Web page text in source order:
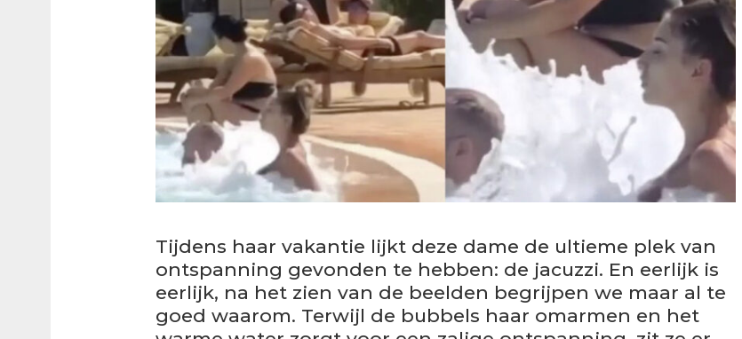
Tijdens haar vakantie lijkt deze dame de ultieme plek van
ontspanning gevonden te hebben: de jacuzzi. En eerlijk is
eerlijk, na het zien van de beelden begrijpen we maar al te
goed waarom. Terwijl de bubbels haar omarmen en het